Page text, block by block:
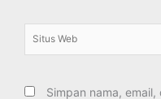
Situs
Simpan nama,